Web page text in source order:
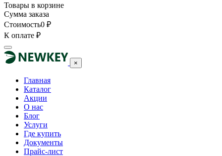
Товары в корзине
Сумма заказа
Стоимость0 ₽
К оплате ₽
×
Главная
Каталог
Акции
О нас
Блог
Услуги
Где купить
Документы
Прайс-лист